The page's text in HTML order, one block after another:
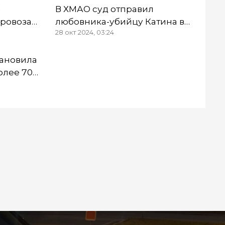
В ХМАО суд отправил
любовника-убийцу Катина в
колонию строгого режима на
28 окт 2024, 03:24
70
в